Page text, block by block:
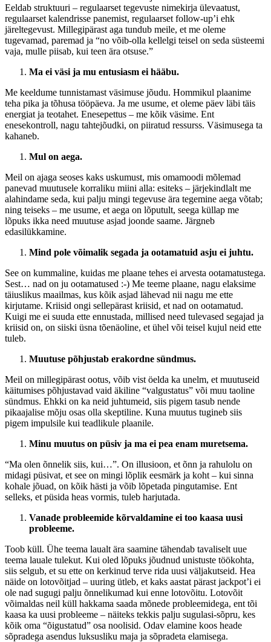
Eeldab struktuuri – regulaarset tegevuste nimekirja ülevaatust,
regulaarset kalendrisse panemist, regulaarset follow-up’i ehk
järeltegevust. Millegipärast aga tundub meile, et me oleme
tugevamad, paremad ja “no võib-olla kellelgi teisel on seda süsteemi
vaja, mulle piisab, kui teen ära otsuse.”
Ma ei väsi ja mu entusiasm ei hääbu.
Me keeldume tunnistamast väsimuse jõudu. Hommikul plaanime
teha pika ja tõhusa tööpäeva. Ja me usume, et oleme päev läbi täis
energiat ja teotahet. Enesepettus – me kõik väsime. Ent
enesekontroll, nagu tahtejõudki, on piiratud ressurss. Väsimusega ta
kahaneb.
Mul on aega.
Meil on ajaga seoses kaks uskumust, mis omamoodi mõlemad
panevad muutusele korraliku miini alla: esiteks – järjekindlalt me
alahindame seda, kui palju mingi tegevuse ära tegemine aega võtab;
ning teiseks – me usume, et aega on lõputult, seega küllap me
lõpuks ikka need muutuse asjad joonde saame. Järgneb
edasilükkamine.
Mind pole võimalik segada ja ootamatuid asju ei juhtu.
See on kummaline, kuidas me plaane tehes ei arvesta ootamatustega.
Sest… nad on ju ootamatused :-) Me teeme plaane, nagu elaksime
täiuslikus maailmas, kus kõik asjad lähevad nii nagu me ette
kirjutame. Kriisid ongi sellepärast kriisid, et nad on ootamatud.
Kuigi me ei suuda ette ennustada, millised need tulevased segajad ja
kriisid on, on siiski üsna tõenäoline, et ühel või teisel kujul neid ette
tuleb.
Muutuse põhjustab erakordne sündmus.
Meil on millegipärast ootus, võib vist öelda ka unelm, et muutuseid
käitumises põhjustavad vaid äkiline “valgustatus” või muu taoline
sündmus. Ehkki on ka neid juhtumeid, siis pigem tasub nende
pikaajalise mõju osas olla skeptiline. Kuna muutus tugineb siis
pigem impulsile kui teadlikule plaanile.
Minu muutus on püsiv ja ma ei pea enam muretsema.
“Ma olen õnnelik siis, kui…”. On illusioon, et õnn ja rahulolu on
midagi püsivat, et see on mingi lõplik eesmärk ja koht – kui sinna
kohale jõuad, on kõik hästi ja võib lõpetada pingutamise. Ent
selleks, et püsida heas vormis, tuleb harjutada.
Vanade probleemide kõrvaldamine ei too kaasa uusi
probleeme.
Toob küll. Ühe teema laualt ära saamine tähendab tavaliselt uue
teema lauale tulekut. Kui oled lõpuks jõudnud unistuste töökohta,
siis selgub, et su ette on kerkinud terve rida uusi väljakutseid. Hea
näide on lotovõitjad – uuring ütleb, et kaks aastat pärast jackpot’i ei
ole nad sugugi palju õnnelikumad kui enne lotovõitu. Lotovõit
võimaldas neil küll hakkama saada mõnede probleemidega, ent tõi
kaasa ka uusi probleeme – näiteks tekkis palju sugulasi-sõpru, kes
kõik oma “õigustatud” osa noolisid. Odav elamine koos heade
sõpradega asendus luksusliku maja ja sõpradeta elamisega.